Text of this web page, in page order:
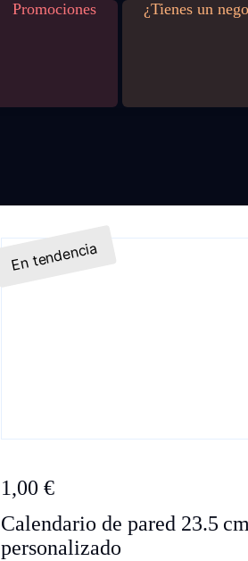
Promociones ¿Tienes un
1,00 €
Calendario de pared 23.5
personalizado